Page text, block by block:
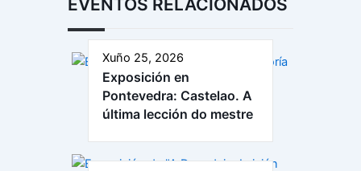
EVENTOS RELACIONADOS
Xuño 25, 2026
Exposición en
Pontevedra: Castelao. A
última lección do mestre